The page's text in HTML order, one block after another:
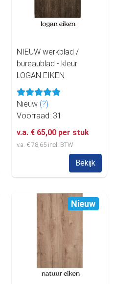
NIEUW werkblad /
bureaublad - kleur
LOGAN EIKEN
Nieuw (?)
Voorraad: 31
v.a. € 65,00 per stuk
v.a. € 78,65 incl. BTW
Bekijk
Nieuw